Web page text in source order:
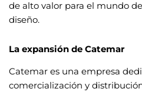
de alto valor para el mundo
diseño.
La expansión de Catemar
Catemar es una empresa
comercialización y